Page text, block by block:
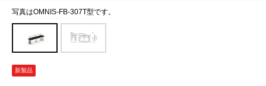
写真はOMNIS-FB-307T型です。
新製品